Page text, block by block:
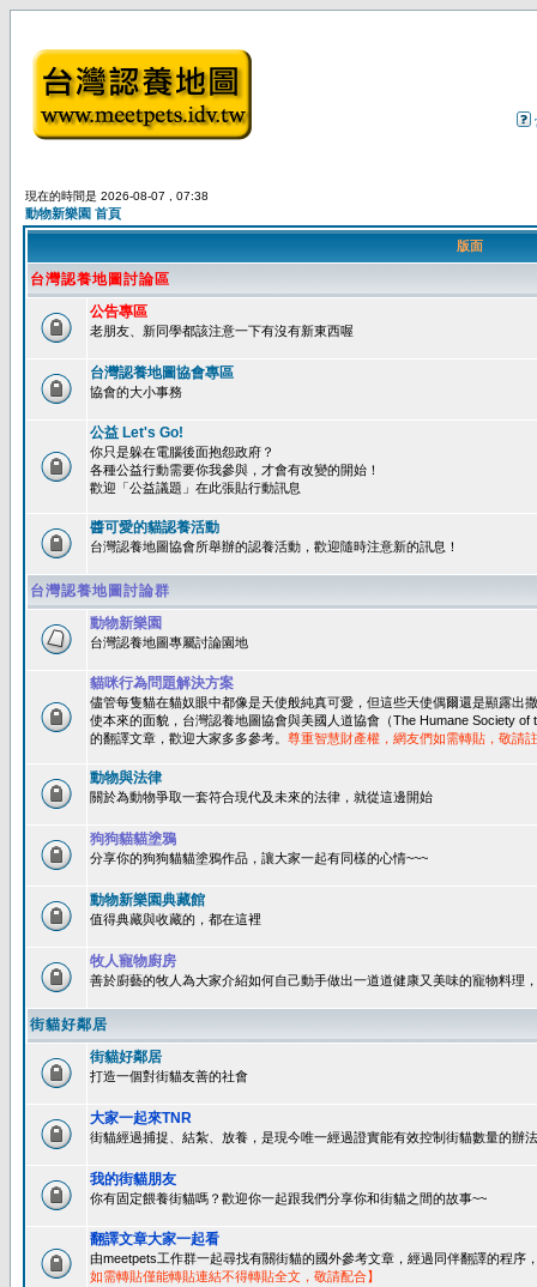
現在的時間是 2026-08-07 , 07:38
動物新樂園 首頁
版面
台灣認養地圖討論區
公告專區
老朋友、新同學都該注意一下有沒有新東西喔
台灣認養地圖協會專區
協會的大小事務
公益 Let's Go!
你只是躲在電腦後面抱怨政府？
各種公益行動需要你我參與，才會有改變的開始！
歡迎「公益議題」在此張貼行動訊息
醬可愛的貓認養活動
台灣認養地圖協會所舉辦的認養活動，歡迎隨時注意新的訊息！
台灣認養地圖討論群
動物新樂園
台灣認養地圖專屬討論園地
貓咪行為問題解決方案
儘管每隻貓在貓奴眼中都像是天使般純真可愛，但這些天使偶爾還是顯露出
使本來的面貌，台灣認養地圖協會與美國人道協會（The Humane Society
的翻譯文章，歡迎大家多多參考。 尊重智慧財產權，網友們如需轉貼，敬請
動物與法律
關於為動物爭取一套符合現代及未來的法律，就從這邊開始
狗狗貓貓塗鴉
分享你的狗狗貓貓塗鴉作品，讓大家一起有同樣的心情~~~
動物新樂園典藏館
值得典藏與收藏的，都在這裡
牧人寵物廚房
善於廚藝的牧人為大家介紹如何自己動手做出一道道健康又美味的寵物料理
街貓好鄰居
街貓好鄰居
打造一個對街貓友善的社會
大家一起來TNR
街貓經過捕捉、結紮、放養，是現今唯一經過證實能有效控制街貓數量的辦
我的街貓朋友
你有固定餵養街貓嗎？歡迎你一起跟我們分享你和街貓之間的故事~~
翻譯文章大家一起看
由meetpets工作群一起尋找有關街貓的國外參考文章，經過同伴翻譯的程序
如需轉貼僅能轉貼連結不得轉貼全文，敬請配合】